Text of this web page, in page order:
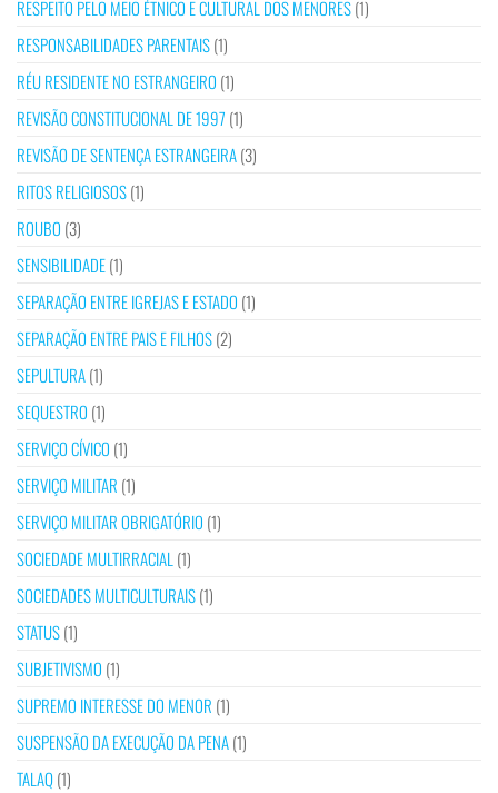
RESPEITO PELO MEIO ÉTNICO E CULTURAL DOS MENORES(1)
RESPONSABILIDADES PARENTAIS(1)
RÉU RESIDENTE NO ESTRANGEIRO (1)
REVISÃO CONSTITUCIONAL DE 1997 (1)
REVISÃO DE SENTENÇA ESTRANGEIRA(3)
RITOS RELIGIOSOS(1)
ROUBO (3)
SENSIBILIDADE(1)
SEPARAÇÃO ENTRE IGREJAS E ESTADO (1)
SEPARAÇÃO ENTRE PAIS E FILHOS(2)
SEPULTURA(1)
SEQUESTRO (1)
SERVIÇO CÍVICO (1)
SERVIÇO MILITAR (1)
SERVIÇO MILITAR OBRIGATÓRIO (1)
SOCIEDADE MULTIRRACIAL (1)
SOCIEDADES MULTICULTURAIS(1)
STATUS(1)
SUBJETIVISMO (1)
SUPREMO INTERESSE DO MENOR (1)
SUSPENSÃO DA EXECUÇÃO DA PENA(1)
TALAQ(1)